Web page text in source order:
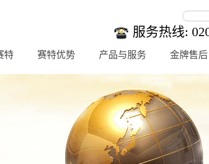
服务热线:
特 赛特优势 产品与服务 金牌售后